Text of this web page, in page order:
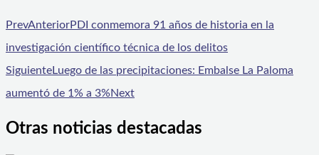
PrevAnteriorPDI conmemora 91 años de historia en la
investigación científico técnica de los delitos
SiguienteLuego de las precipitaciones: Embalse La Paloma
aumentó de 1% a 3%Next
Otras noticias destacadas